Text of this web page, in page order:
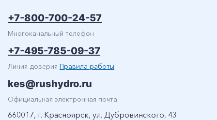
+7-800-700-24-57
Многоканальный телефон
+7-495-785-09-37
Линия доверия Правила работы
kes@rushydro.ru
Официальная электронная почта
660017, г. Красноярск, ул. Дубровинского, 43